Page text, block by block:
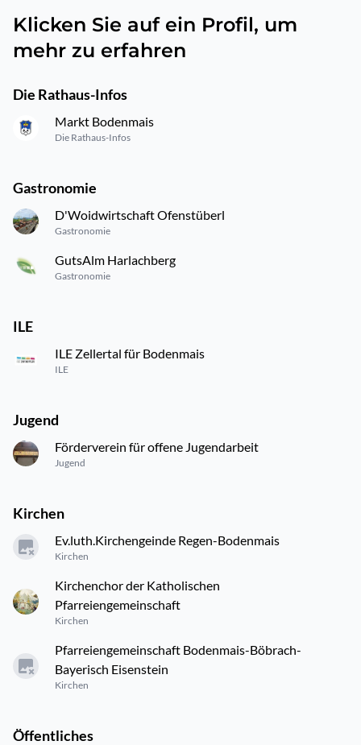
Klicken Sie auf ein Profil, um
mehr zu erfahren
Die Rathaus-Infos
Markt Bodenmais
Die Rathaus-Infos
Gastronomie
D'Woidwirtschaft Ofenstüberl
Gastronomie
GutsAlm Harlachberg
Gastronomie
ILE
ILE Zellertal für Bodenmais
ILE
Jugend
Förderverein für offene Jugendarbeit
Jugend
Kirchen
Ev.luth.Kirchengeinde Regen-Bodenmais
Kirchen
Kirchenchor der Katholischen
Pfarreiengemeinschaft
Kirchen
Pfarreiengemeinschaft Bodenmais-Böbrach-
Bayerisch Eisenstein
Kirchen
Öffentliches